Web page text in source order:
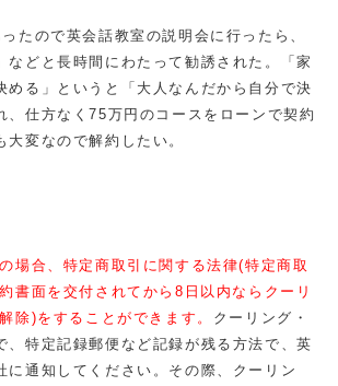
たので英会話教室の説明会に行ったら、
などと長時間にわたって勧誘された。「家
める」というと「大人なんだから自分で決
、仕方なく75万円のコースをローンで契約
大変なので解約したい。
場合、特定商取引に関する法律(特定商取
書面を交付されてから8日以内ならクーリ
除)をすることができます。 クーリング・
、特定記録郵便など記録が残る方法で、英
に通知してください。その際、クーリン